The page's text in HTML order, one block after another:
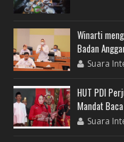
Winarti
Badan
Suara
HUT PDI
Mandat
Suara